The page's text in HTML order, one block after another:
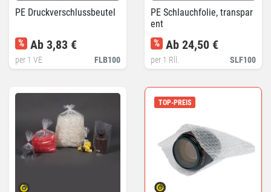
PE Druckverschlussbeutel
FLB100
% Ab 3,83 €
per 1 VE
PE Schlauchfolie, transpar
ent
SLF100
% Ab 24,50 €
per 1 Rll.
TOP-PREIS